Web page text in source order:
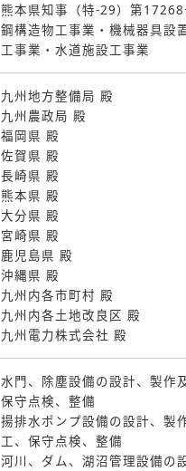
熊本県知事（特-29）第17268
鋼構造物工事業・機械器具設
工事業・水道施設工事業
九州地方整備局 殿
九州農政局 殿
福岡県 殿
佐賀県 殿
長崎県 殿
熊本県 殿
大分県 殿
宮崎県 殿
鹿児島県 殿
沖縄県 殿
九州内各市町村 殿
九州内各土地改良区 殿
九州電力株式会社 殿
水門、除塵設備の設計、製作
保守点検、整備
揚排水ポンプ設備の設計、製
工、保守点検、整備
河川、ダム、湖沼管理設備の